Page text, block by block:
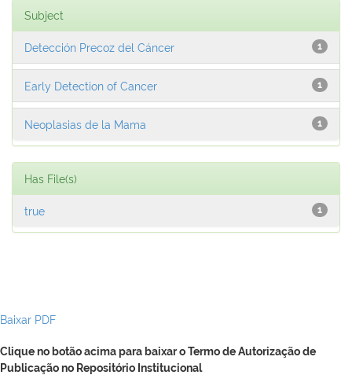
Subject
1
Detección Precoz del Cáncer
1
Early Detection of Cancer
1
Neoplasias de la Mama
Has File(s)
1
true
Baixar PDF
Clique no botão acima para baixar o Termo de Autorização de
Publicação no Repositório Institucional